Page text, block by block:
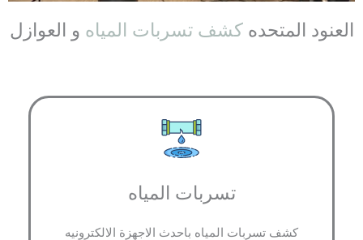
العنود المتحده كشف تسربات المياه و العوازل
تسربات المياه
كشف تسربات المياه باحدث الاجهزة الالكترونيه